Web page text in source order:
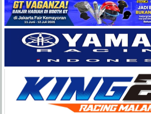
Balap
Paling
Lengkap